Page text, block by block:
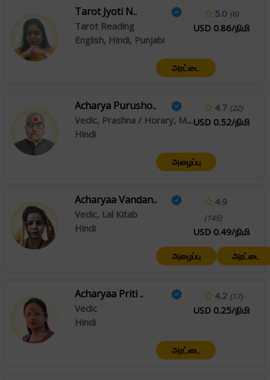
Tarot Jyoti N..
Tarot Reading
English, Hindi, Punjabi
5.0 (6)
USD 0.86/நிமி
அரட்டை
Acharya Purusho..
Vedic, Prashna / Horary, Muhurta
Hindi
4.7 (22)
USD 0.52/நிமி
அழைப்பு
Acharyaa Vandan..
Vedic, Lal Kitab
Hindi
4.9
(145)
USD 0.49/நிமி
அழைப்பு அரட்டை
Acharyaa Priti ..
Vedic
Hindi
4.2 (17)
USD 0.25/நிமி
அரட்டை